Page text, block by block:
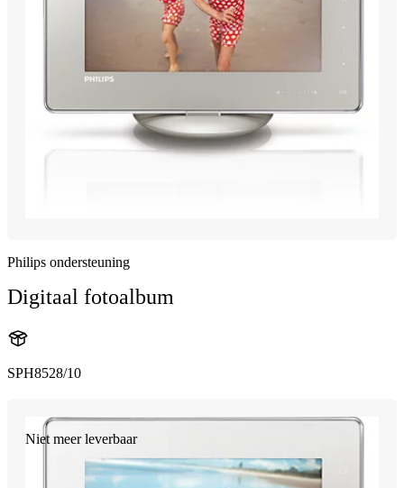
Philips ondersteuning
Digitaal fotoalbum
SPH8528/10
Niet meer leverbaar